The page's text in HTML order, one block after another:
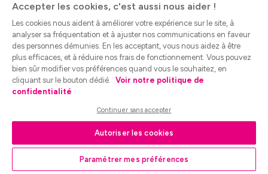
Accepter les cookies, c'est aussi nous aider !
Les cookies nous aident à améliorer votre expérience sur le site, à
analyser sa fréquentation et à ajuster nos communications en faveur
des personnes démunies. En les acceptant, vous nous aidez à être
plus efficaces, et à réduire nos frais de fonctionnement. Vous pouvez
bien sûr modifier vos préférences quand vous le souhaitez, en
cliquant sur le bouton dédié. Voir notre politique de
confidentialité
Continuer sans accepter
Autoriser les cookies
Paramétrer mes préférences